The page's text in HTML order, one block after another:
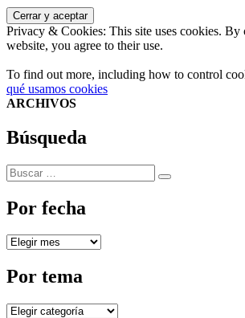
Privacy & Cookies: This site uses cookies. By
website, you agree to their use.
To find out more, including how to control
qué usamos cookies
ARCHIVOS
Búsqueda
Buscar
por:
Buscar
Por fecha
Por
Por tema
Por